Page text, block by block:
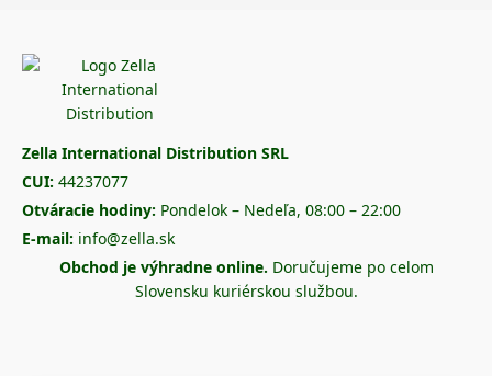
Zella International Distribution SRL
CUI: 44237077
Otváracie hodiny: Pondelok – Nedeľa, 08:00 – 22:00
E-mail: info@zella.sk
Obchod je výhradne online. Doručujeme po celom
Slovensku kuriérskou službou.